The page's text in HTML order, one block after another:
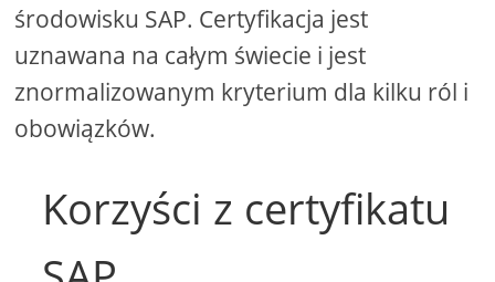
środowisku SAP. Certyfikacja jest
uznawana na całym świecie i jest
znormalizowanym kryterium dla kilku ról i
obowiązków.
Korzyści z certyfikatu